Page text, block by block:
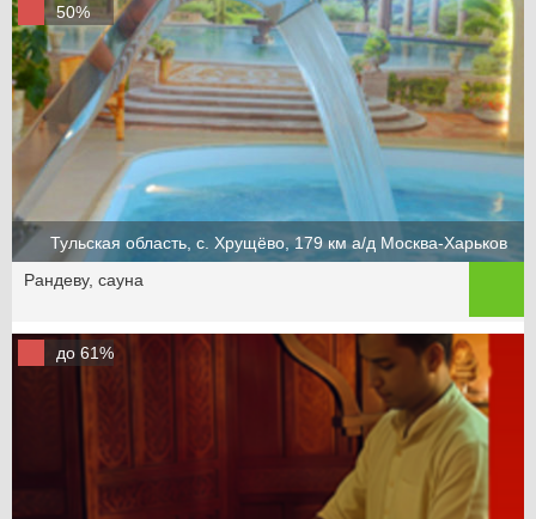
50%
Тульская область, с. Хрущёво, 179 км а/д Москва-Харьков
Рандеву, сауна
до 61%